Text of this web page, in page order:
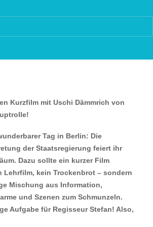
STAR IN
2018!
Kurzfilm mit Uschi Dämmrich von
Tag in Berlin: Die
der Staatsregierung feiert ihr
Dazu sollte ein kurzer Film
Lehrfilm, kein Trockenbrot – sondern
Mischung aus Information,
und Szenen zum Schmunzeln.
Aufgabe für Regisseur Stefan! Also,